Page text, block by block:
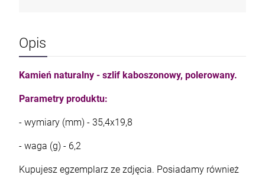
Opis
Kamień naturalny - szlif kaboszonowy, polerowany.
Parametry produktu:
- wymiary (mm) - 35,4x19,8
- waga (g) - 6,2
Kupujesz egzemplarz ze zdjęcia. Posiadamy również